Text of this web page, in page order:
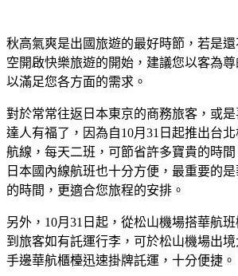
秋高氣爽是出國旅遊的最好時節，若是
空開啟快樂旅遊的開始，建議您以客為
以滿足您各方面的需求。
對於常常往返日本東京的商務旅客，或
達人有福了，因為自10月31日起推出台
航線，每天二班，可節省許多寶貴的時
日本國內線航班也十分方便，最重要的
的時間，更適合您旅程的安排。
另外，10月31日起，從松山機場搭華航
到旅客如有託運行李，可於松山機場出
手邊華航櫃檯迅速掛牌託運，十分便捷。